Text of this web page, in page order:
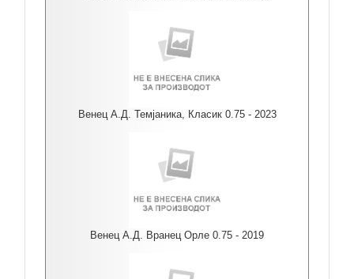
Венец А.Д. Темјаника, Класик 0.75 - 2023
Венец А.Д. Вранец Орле 0.75 - 2019